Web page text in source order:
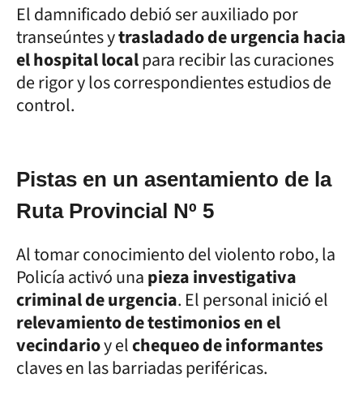
El damnificado debió ser auxiliado por
transeúntes ytrasladado de urgencia hacia
el hospital localpara recibir las curaciones
de rigor y los correspondientes estudios de
control.
Pistas en un asentamiento de la
Ruta Provincial Nº 5
Al tomar conocimiento del violento robo, la
Policía activó unapieza investigativa
criminal de urgencia. El personal inició el
relevamiento de testimonios en el
vecindarioy elchequeo de informantes
claves en las barriadas periféricas.